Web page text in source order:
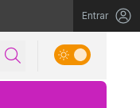
Entrar